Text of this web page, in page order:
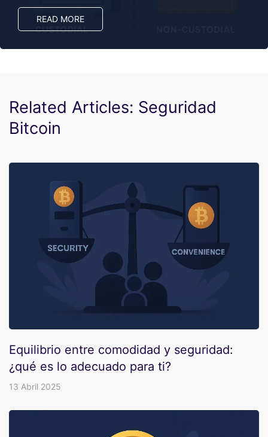
READ MORE
Related Articles: Seguridad
Bitcoin
Equilibrio entre comodidad y seguridad:
¿qué es lo adecuado para ti?
13 Abril 2025